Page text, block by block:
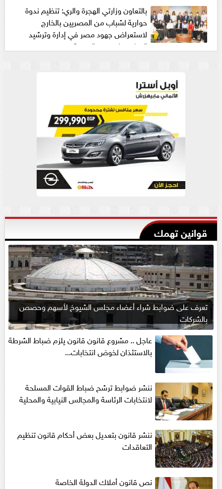
بالتعاون وزارتي الهجرة والري: تنظيم ندوة
حوارية لشباب من المصريين بالخارج
لاستعراض جهود مصر في إدارة وترشيد
المياه وملف سد النهضة
قوانين تهمك
تعرف على ضوابط شراء أعضاء مجلس الشيوخ لأسهم وحصص
بالشركات
عاجل .. مشروع قانون قانون يلزم ضباط الشرطة
بالاستئذان لخوض انتخابات...
ننشر ضوابط ترشح ضباط القوات المسلحة
لانتخابات الرئاسة والمجالس النيابية والمحلية‎
ننشر قانون بتعديل بعض أحكام قانون تنظيم
التعاقدات
نص قانون أملاك الدولة الخاصة